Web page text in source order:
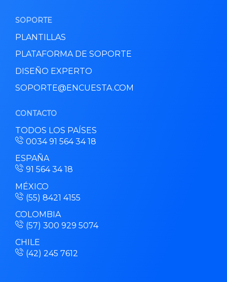
SOPORTE
PLANTILLAS
PLATAFORMA DE SOPORTE
DISEÑO EXPERTO
SOPORTE@ENCUESTA.COM
CONTACTO
TODOS LOS PAÍSES
0034 91 564 34 18
ESPAÑA
91 564 34 18
MÉXICO
(55) 8421 4155
COLOMBIA
(57) 300 929 5074
CHILE
(42) 245 7612